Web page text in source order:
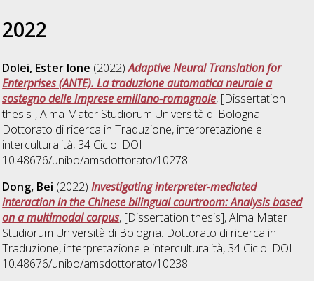
2022
Dolei, Ester Ione (2022)Adaptive Neural Translation for
Enterprises (ANTE). La traduzione automatica neurale a
sostegno delle imprese emiliano-romagnole, [Dissertation
thesis], Alma Mater Studiorum Università di Bologna.
Dottorato di ricerca inTraduzione, interpretazione e
interculturalità, 34 Ciclo. DOI
10.48676/unibo/amsdottorato/10278.
Dong, Bei (2022)Investigating interpreter-mediated
interaction in the Chinese bilingual courtroom: Analysis based
on a multimodal corpus, [Dissertation thesis], Alma Mater
Studiorum Università di Bologna. Dottorato di ricerca in
Traduzione, interpretazione e interculturalità, 34 Ciclo. DOI
10.48676/unibo/amsdottorato/10238.